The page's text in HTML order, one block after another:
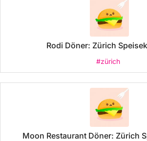
Rodi Döner: Zürich
#zürich
Moon Restaurant Döner: Zürich